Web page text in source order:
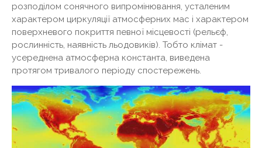
розподілом сонячного випромінювання, усталеним
характером циркуляції атмосферних мас і характером
поверхневого покриття певної місцевості (рельєф,
рослинність, наявність льодовиків). Тобто клімат -
усереднена атмосферна константа, виведена
протягом тривалого періоду спостережень.